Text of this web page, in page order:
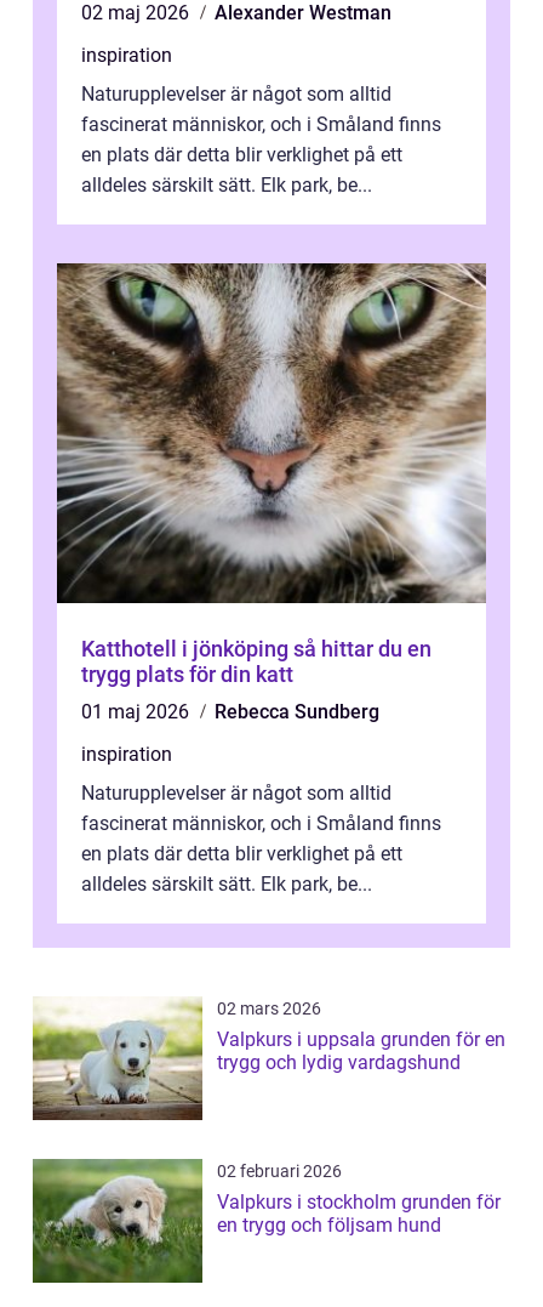
02 maj 2026
Alexander Westman
inspiration
Naturupplevelser är något som alltid
fascinerat människor, och i Småland finns
en plats där detta blir verklighet på ett
alldeles särskilt sätt. Elk park, be...
Katthotell i jönköping så hittar du en
trygg plats för din katt
01 maj 2026
Rebecca Sundberg
inspiration
Naturupplevelser är något som alltid
fascinerat människor, och i Småland finns
en plats där detta blir verklighet på ett
alldeles särskilt sätt. Elk park, be...
02 mars 2026
Valpkurs i uppsala grunden för en
trygg och lydig vardagshund
02 februari 2026
Valpkurs i stockholm grunden för
en trygg och följsam hund